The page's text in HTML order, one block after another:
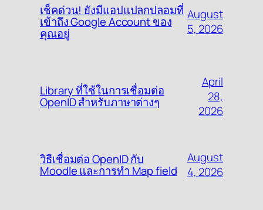
เช็คด่วน! ยังมีแอปแปลกปลอมที่
เข้าถึง Google Account ของ
คุณอยู่
August
5, 2026
Library ที่ใช้ในการเชื่อมต่อ
OpenID สำหรับภาษาต่างๆ
April
28,
2026
วิธีเชื่อมต่อ OpenID กับ
Moodle และการทำ Map field
August
4, 2026